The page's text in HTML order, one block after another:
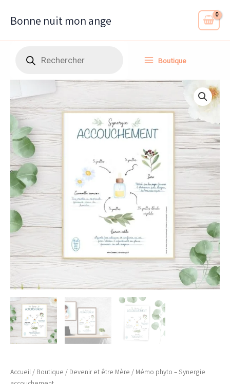
Bonne nuit mon ange
Boutique
Accueil / Boutique / Devenir et être Mère / Mémo phyto – Synergie